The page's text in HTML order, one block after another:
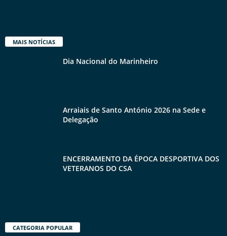
MAIS NOTÍCIAS
Dia Nacional do Marinheiro
Arraiais de Santo António 2026 na Sede e
Delegação
ENCERRAMENTO DA ÉPOCA DESPORTIVA DOS
VETERANOS DO CSA
CATEGORIA POPULAR